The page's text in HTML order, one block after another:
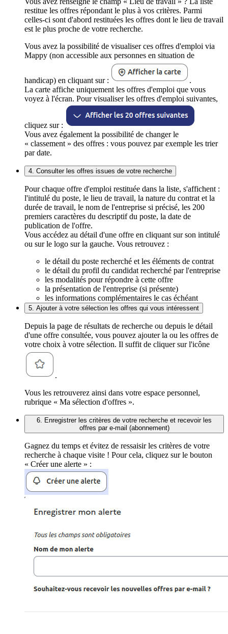
restitue les offres répondant le plus à vos critères. Parmi
celles-ci sont d'abord restituées les offres dont le lieu de travail
est le plus proche de votre recherche.
Vous avez la possibilité de visualiser ces offres d'emploi via
Mappy (non accessible aux personnes en situation de
handicap) en cliquant sur :
.
La carte affiche uniquement les offres d'emploi que vous
voyez à l'écran. Pour visualiser les offres d'emploi suivantes,
cliquez sur :
Vous avez également la possibilité de changer le
« classement » des offres : vous pouvez par exemple les trier
par date.
4. Consulter les offres issues de votre recherche
Pour chaque offre d'emploi restituée dans la liste, s'affichent :
l'intitulé du poste, le lieu de travail, la nature du contrat et la
durée de travail, le nom de l'entreprise si précisé, les 200
premiers caractères du descriptif du poste, la date de
publication de l'offre.
Vous accédez au détail d'une offre en cliquant sur son intitulé
ou sur le logo sur la gauche. Vous retrouvez :
le détail du poste recherché et les éléments de contrat
le détail du profil du candidat recherché par l'entreprise
les modalités pour répondre à cette offre
la présentation de l'entreprise (si présente)
les informations complémentaires le cas échéant
5. Ajouter à votre sélection les offres qui vous intéressent
Depuis la page de résultats de recherche ou depuis le détail
d'une offre consultée, vous pouvez ajouter la ou les offres de
votre choix à votre sélection. Il suffit de cliquer sur l'icône
.
Vous les retrouverez ainsi dans votre espace personnel,
rubrique « Ma sélection d'offres ».
6. Enregistrer les critères de votre recherche et recevoir les
offres par e-mail (abonnement)
Gagnez du temps et évitez de ressaisir les critères de votre
recherche à chaque visite ! Pour cela, cliquez sur le bouton
« Créer une alerte » :